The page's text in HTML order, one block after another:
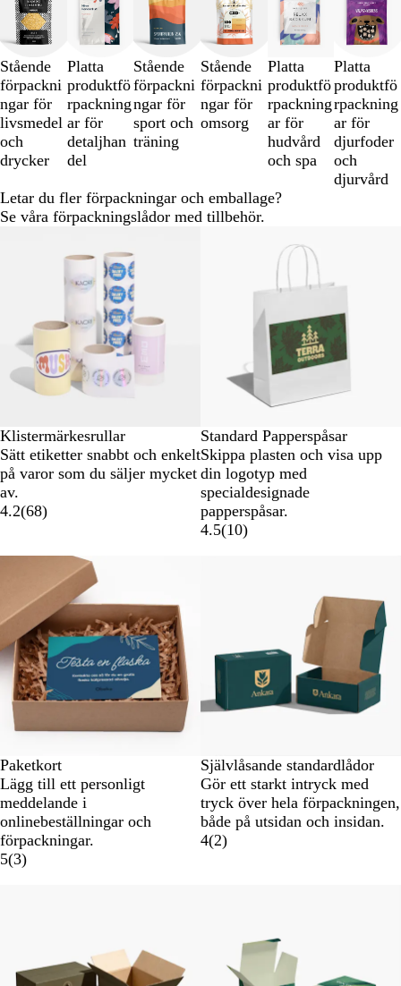
Stående
förpackni
ngar för
livsmedel
och
drycker
Platta
produktfö
rpackning
ar för
detaljhan
del
Stående
förpackni
ngar för
sport och
träning
Stående
förpackni
ngar för
omsorg
Platta
produktfö
rpackning
ar för
hudvård
och spa
Platta
produktfö
rpackning
ar för
djurfoder
och
djurvård
till
3
av
6
Letar du fler förpackningar och emballage?
Se våra förpackningslådor med tillbehör.
Klistermärkesrullar
Sätt etiketter snabbt och enkelt
på varor som du säljer mycket
av.
4.2(68)
Standard Papperspåsar
Skippa plasten och visa upp
din logotyp med
specialdesignade
papperspåsar.
4.5(10)
Paketkort
Lägg till ett personligt
meddelande i
onlinebeställningar och
förpackningar.
5(3)
Självlåsande standardlådor
Gör ett starkt intryck med
tryck över hela förpackningen,
både på utsidan och insidan.
4(2)